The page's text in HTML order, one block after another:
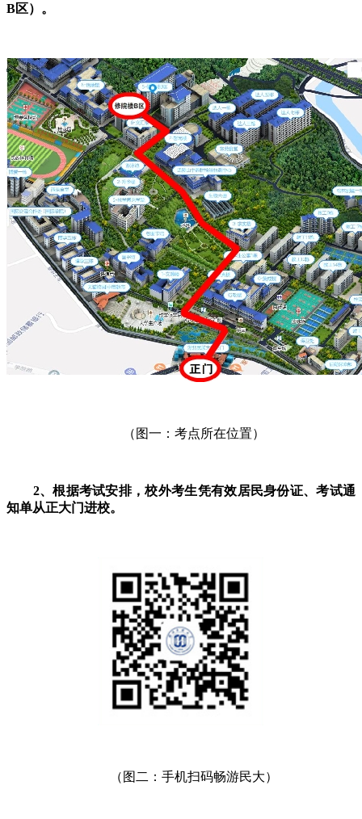
B区）。
（图一：考点所在位置）
2、根据考试安排，校外考生凭有效居民身份证、考试通
知单从正大门进校。
（图二：手机扫码畅游民大）